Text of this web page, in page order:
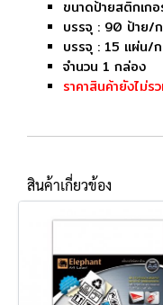
ขนาดป้ายสติกเก
บรรจุ : 90 ป้าย/
บรรจุ : 15 แผ่น/
จำนวน 1 กล่อง
ราคาสินค้ายังไม่ร
สินค้าเกี่ยวข้อง